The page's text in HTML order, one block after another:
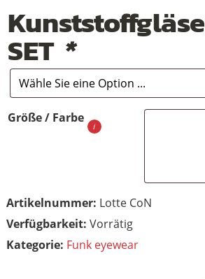
SET *
Größe / Farbe
Artikelnummer: Lotte CoN
Vorrätig
Kategorie: Funk eyewear